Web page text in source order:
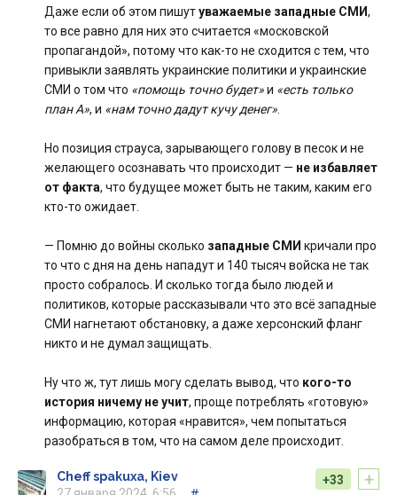
Даже если об этом пишутуважаемые западные СМИ,
то все равно для них это считается «московской
пропагандой», потому что как-то не сходится с тем, что
привыкли заявлять украинские политики и украинские
СМИ о том что «помощь точно будет»и «есть только
план А», и «нам точно дадут кучу денег»
Но позиция страуса, зарывающего голову в песок и не
желающего осознавать что происходит — не избавляет
от факта, что будущее может быть не таким, каким его
кто-то ожидает.
— Помню до войны сколько западные СМИ кричали про
то что с дня на день нападут и 140 тысяч войска не так
просто собралось. И сколько тогда было людей и
политиков, которые рассказывали что это всё западные
СМИ нагнетают обстановку, а даже херсонский фланг
никто и не думал защищать.
Ну что ж, тут лишь могу сделать вывод, что кого-то
история ничему не учит, проще потреблять «готовую»
информацию, которая «нравится», чем попытаться
разобраться в том, что на самом деле происходит.
+
+33
Cheff spakuxa, Kiev